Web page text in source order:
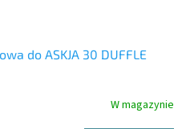
do ASKJA 30 DUFFLE
W magazynie